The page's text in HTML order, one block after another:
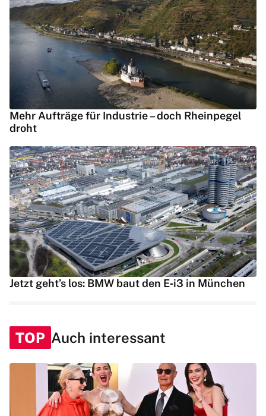
Mehr Aufträge für Industrie – doch Rheinpegel
droht
Jetzt geht’s los: BMW baut den E‑i3 in München
TOP Auch interessant